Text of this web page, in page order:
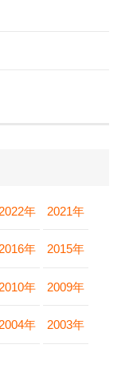
2022年 2021年
2016年 2015年
2010年 2009年
2004年 2003年